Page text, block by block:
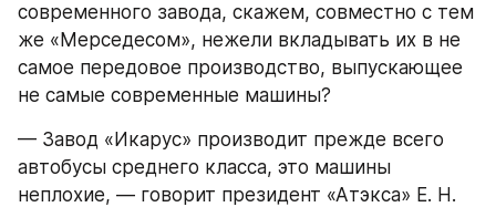
современного завода, скажем, совместно с тем
же «Мерседесом», нежели вкладывать их в не
самое передовое производство, выпускающее
не самые современные машины?
— Завод «Икарус» производит прежде всего
автобусы среднего класса, это машины
неплохие, — говорит президент «Атэкса» Е. Н.